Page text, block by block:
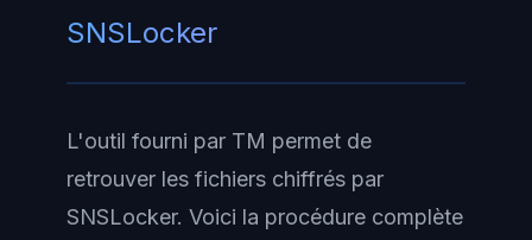
SNSLocker
L'outil fourni par TM permet de
retrouver les fichiers chiffrés par
SNSLocker. Voici la procédure complète